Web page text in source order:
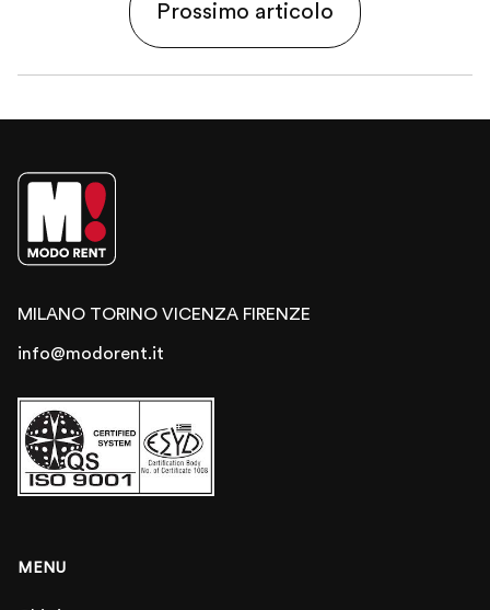
LinkedInFacebook
Prossimo articolo
MILANO TORINO VICENZA FIRENZE
info@modorent.it
MENU